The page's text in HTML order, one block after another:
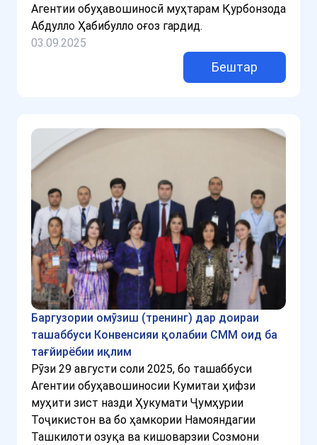
Агентии обуҳавошиносӣ муҳтарам Қурбонзода
Абдулло Ҳабибулло оғоз гардид.
03.09.2025
Бештар
Баргузории омӯзиш (тренинг) дар доираи
ташаббуси Конвенсияи қолабии СММ оид ба
тағйирёбии иқлим
Рӯзи 29 августи соли 2025, бо ташаббуси
Агентии обуҳавошиносии Кумитаи ҳифзи
муҳити зист назди Ҳукумати Ҷумҳурии
Тоҷикистон ва бо ҳамкории Намояндагии
Ташкилоти озуқа ва кишоварзии Созмони